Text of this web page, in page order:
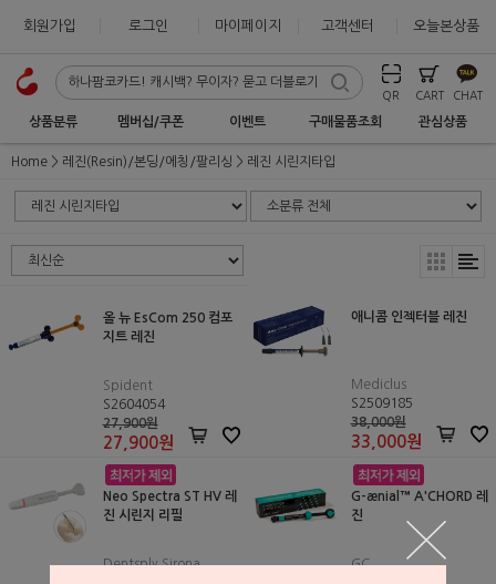
회원가입 로그인 마이페이지 고객센터 오늘본상품
QR CART CHAT
상품분류 멤버십/쿠폰 이벤트 구매물품조회 관심상품
Home 레진(Resin)/본딩/에칭/팔리싱 레진 시린지타입
올 뉴 EsCom 250 컴포
지트 레진
Spident
S2604054
27,900원
27,900원
애니콤 인젝터블 레진
Mediclus
S2509185
38,000원
33,000원
Neo Spectra ST HV 레
진 시린지 리필
Dentsply Sirona
G-ænial™ A'CHORD 레
진
GC